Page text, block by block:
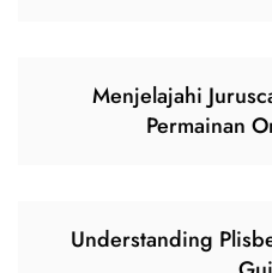
Menjelajahi
Permainan
Understanding